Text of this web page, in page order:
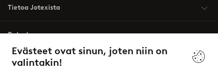
Evästeet ovat sinun, joten niin on
valintakin!
Tietoa Jotexista
Palvelumme
Ehdot